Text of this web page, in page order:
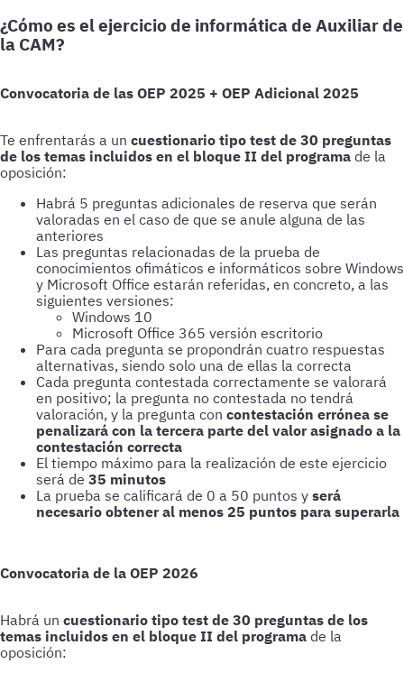
¿Cómo es el ejercicio de informática de Auxiliar de
la CAM?
Convocatoria de las OEP 2025 + OEP Adicional 2025
Te enfrentarás a un cuestionario tipo test de 30 preguntas
de los temas incluidos en el bloque II del programa de la
oposición:
Habrá 5 preguntas adicionales de reserva que serán
valoradas en el caso de que se anule alguna de las
anteriores
Las preguntas relacionadas de la prueba de
conocimientos ofimáticos e informáticos sobre Windows
y Microsoft Office estarán referidas, en concreto, a las
siguientes versiones:
Windows 10
Microsoft Office 365 versión escritorio
Para cada pregunta se propondrán cuatro respuestas
alternativas, siendo solo una de ellas la correcta
Cada pregunta contestada correctamente se valorará
en positivo; la pregunta no contestada no tendrá
valoración, y la pregunta con contestación errónea se
penalizará con la tercera parte del valor asignado a la
contestación correcta
El tiempo máximo para la realización de este ejercicio
será de 35 minutos
La prueba se calificará de 0 a 50 puntos y será
necesario obtener al menos 25 puntos para superarla
Convocatoria de la OEP 2026
Habrá un cuestionario tipo test de 30 preguntas de los
temas incluidos en el bloque II del programa de la
oposición: